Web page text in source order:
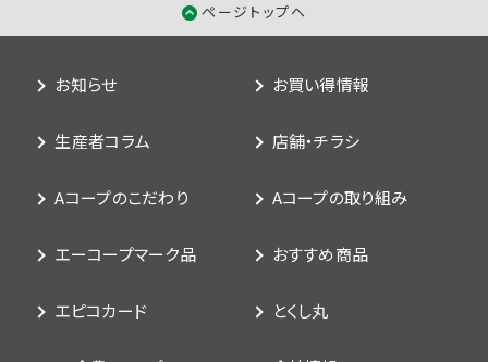
ページトップへ
お知らせ お買い得情報
生産者コラム 店舗・チラシ
Aコープのこだわり Aコープの取り組み
エーコープマーク品 おすすめ商品
エピコカード とくし丸